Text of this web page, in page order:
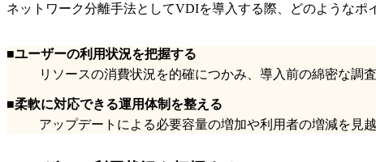
ネットワーク分離手法としてVDIを導入する際、どのようなポ
■ユーザーの利用状況を把握する
リソースの消費状況を的確につかみ、導入前の綿密な調
■柔軟に対応できる運用体制を整える
アップデートによる必要容量の増加や利用者の増減を見